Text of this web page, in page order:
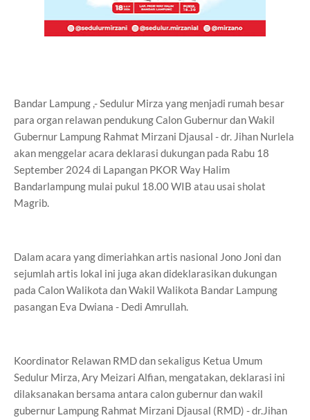
Bandar Lampung ,- Sedulur Mirza yang menjadi rumah besar
para organ relawan pendukung Calon Gubernur dan Wakil
Gubernur Lampung Rahmat Mirzani Djausal - dr. Jihan Nurlela
akan menggelar acara deklarasi dukungan pada Rabu 18
September 2024 di Lapangan PKOR Way Halim
Bandarlampung mulai pukul 18.00 WIB atau usai sholat
Magrib.
Dalam acara yang dimeriahkan artis nasional Jono Joni dan
sejumlah artis lokal ini juga akan dideklarasikan dukungan
pada Calon Walikota dan Wakil Walikota Bandar Lampung
pasangan Eva Dwiana - Dedi Amrullah.
Koordinator Relawan RMD dan sekaligus Ketua Umum
Sedulur Mirza, Ary Meizari Alfian, mengatakan, deklarasi ini
dilaksanakan bersama antara calon gubernur dan wakil
gubernur Lampung Rahmat Mirzani Djausal (RMD) - dr.Jihan